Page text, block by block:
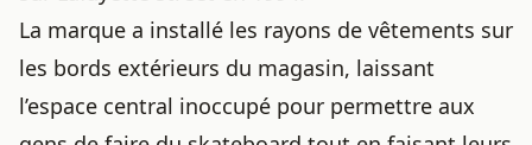
La marque a installé les rayons de vêtements sur
les bords extérieurs du magasin, laissant
l’espace central inoccupé pour permettre aux